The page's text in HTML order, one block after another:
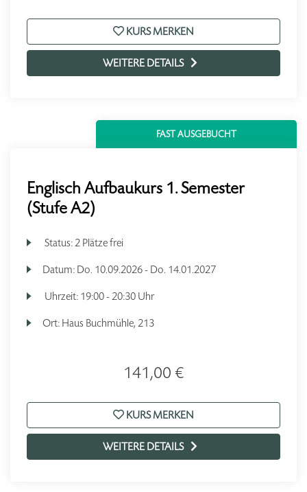
KURS MERKEN
WEITERE DETAILS
FAST AUSGEBUCHT
Englisch Aufbaukurs 1. Semester
(Stufe A2)
Status:2 Plätze frei
Datum: Do. 10.09.2026 - Do. 14.01.2027
Uhrzeit: 19:00 - 20:30 Uhr
Ort: Haus Buchmühle, 213
141,00 €
KURS MERKEN
WEITERE DETAILS